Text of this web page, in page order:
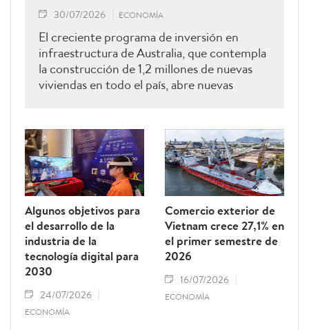
30/07/2026 ECONOMÍA
El creciente programa de inversión en
infraestructura de Australia, que contempla
la construcción de 1,2 millones de nuevas
viviendas en todo el país, abre nuevas
construcción a este mercado, señalaron
expertos.
Algunos objetivos para
el desarrollo de la
industria de la
tecnología digital para
2030
24/07/2026
ECONOMÍA
Comercio exterior de
Vietnam crece 27,1% en
el primer semestre de
2026
16/07/2026
ECONOMÍA